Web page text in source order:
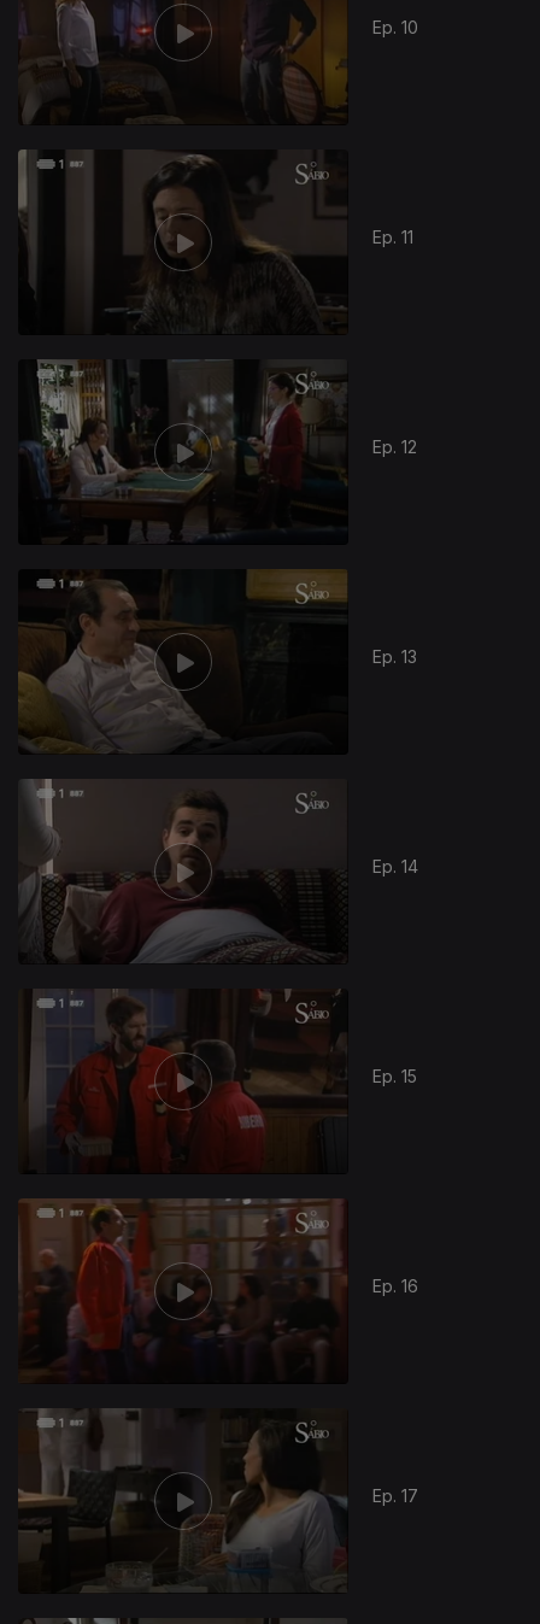
Ep. 10
Ep. 11
Ep. 12
269114
Ep. 13
Ep. 14
Ep. 15
Ep. 16
Ep. 17